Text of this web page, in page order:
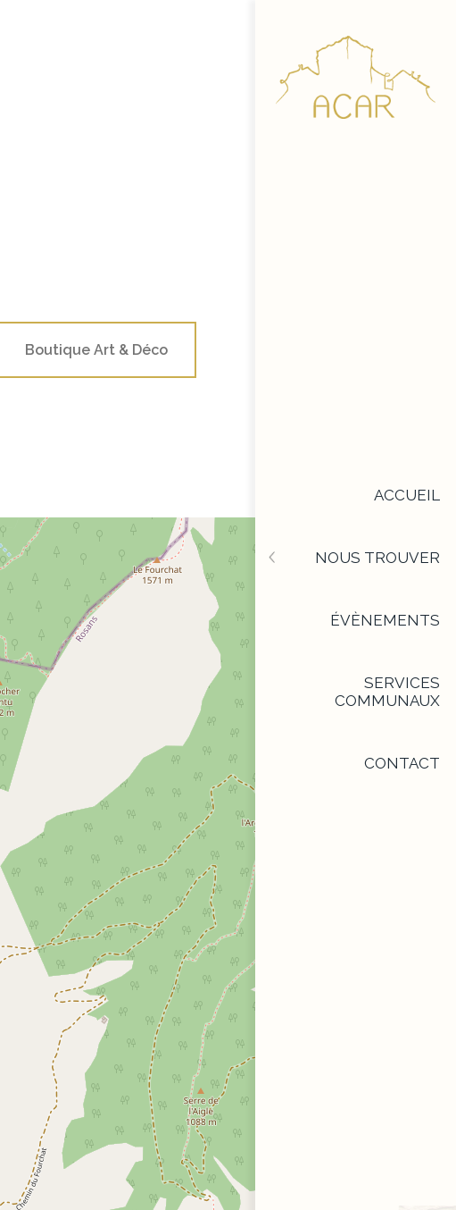
ACCUEIL
NOUS TROUVER
Tous
Boutique Art & Déco
Restauration /
Hébergement
ÉVÈNEMENTS
SERVICES
COMMUNAUX
CONTACT
Boutique Art & Déco